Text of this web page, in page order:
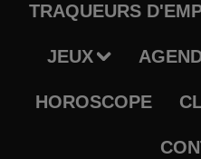
TRAQUEURS
JEUX
HOROSCOPE